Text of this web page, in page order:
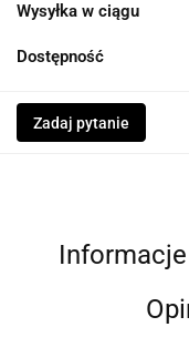
Wysyłka w ciągu
Dostępność
Zadaj pytanie